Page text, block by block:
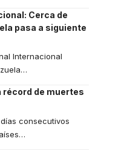
Cerca de
pasa a siguiente
Internacional
…
récord de muertes
consecutivos
…